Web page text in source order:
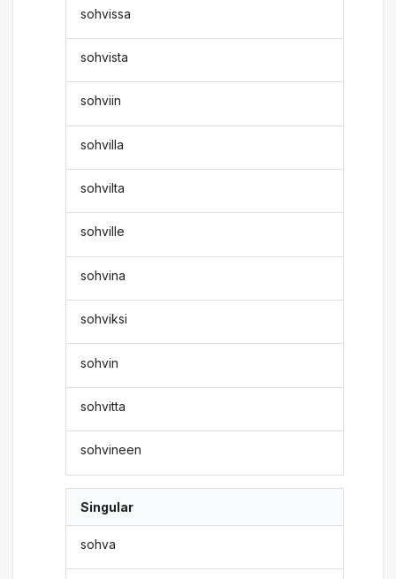
sohvissa
sohvista
sohviin
sohvilla
sohvilta
sohville
sohvina
sohviksi
sohvin
sohvitta
sohvineen
Singular
sohva